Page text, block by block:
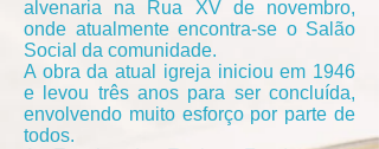
alvenaria na Rua XV de novembro,
onde atualmente encontra-se o Salão
Social da comunidade.
A obra da atual igreja iniciou em 1946
e levou três anos para ser concluída,
envolvendo muito esforço por parte de
todos.